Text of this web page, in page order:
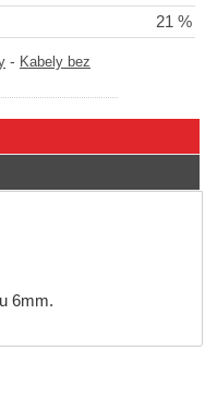
21 %
- Kabely bez
6mm.